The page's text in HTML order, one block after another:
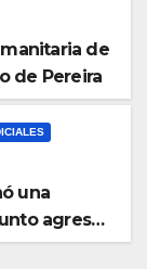
de
de Pereira
una
agresor
sus hijos.